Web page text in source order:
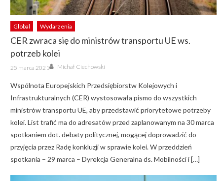
Global Wydarzenia
CER zwraca się do ministrów transportu UE ws.
potrzeb kolei
Posted
on
25 marca 2021 Author
Michał Ciechowski
Wspólnota Europejskich Przedsiębiorstw Kolejowych i
Infrastrukturalnych (CER) wystosowała pismo do wszystkich
ministrów transportu UE, aby przedstawić priorytetowe potrzeby
kolei. List trafić ma do adresatów przed zaplanowanym na 30 marca
spotkaniem dot. debaty politycznej, mogącej doprowadzić do
przyjęcia przez Radę konkluzji w sprawie kolei. W przeddzień
spotkania – 29 marca – Dyrekcja Generalna ds. Mobilności i […]